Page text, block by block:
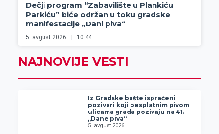
Dečji program “Zabavilište u Plankiću
Parkiću” biće održan u toku gradske
manifestacije „Dani piva“
5. avgust 2026. 10:44
NAJNOVIJE VESTI
Iz Gradske bašte ispraćeni
pozivari koji besplatnim pivom
ulicama grada pozivaju na 41.
„Dane piva“
5. avgust 2026.